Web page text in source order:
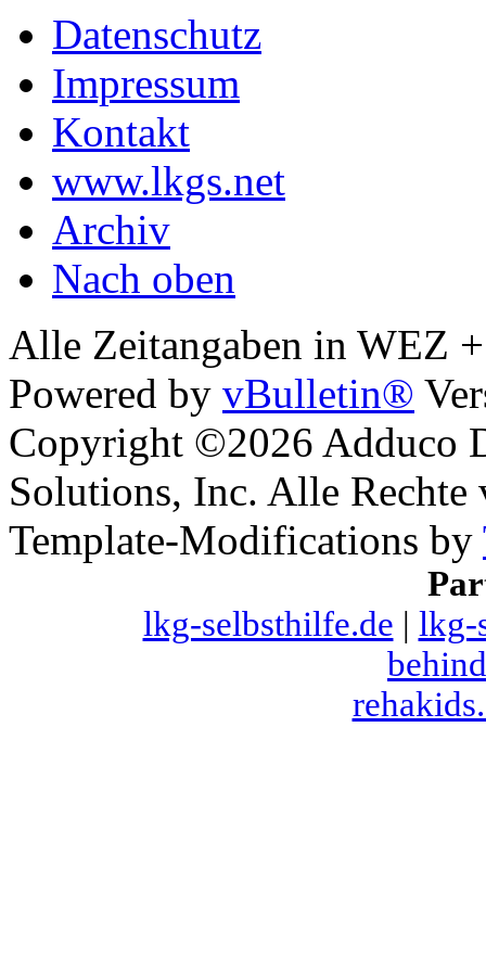
Datenschutz
Impressum
Kontakt
www.lkgs.net
Archiv
Nach oben
Alle Zeitangaben in WEZ
Powered by vBulletin®
Copyright ©2026 Adduco
Solutions, Inc. Alle Rechte
Template-Modifications by
lkg-selbsthilfe.de | lkg-